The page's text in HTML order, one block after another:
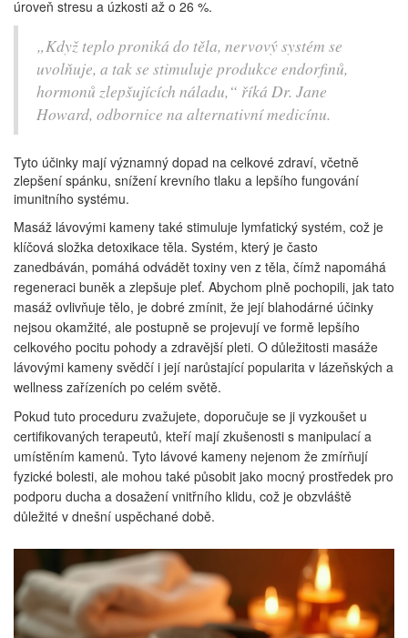
úroveň stresu a úzkosti až o 26 %.
„Když teplo proniká do těla, nervový systém se
uvolňuje, a tak se stimuluje produkce endorfinů,
hormonů zlepšujících náladu,“ říká Dr. Jane
Howard, odbornice na alternativní medicínu.
Tyto účinky mají významný dopad na celkové zdraví, včetně
zlepšení spánku, snížení krevního tlaku a lepšího fungování
imunitního systému.
Masáž lávovými kameny také stimuluje lymfatický systém, což je
klíčová složka detoxikace těla. Systém, který je často
zanedbáván, pomáhá odvádět toxiny ven z těla, čímž napomáhá
regeneraci buněk a zlepšuje pleť. Abychom plně pochopili, jak tato
masáž ovlivňuje tělo, je dobré zmínit, že její blahodárné účinky
nejsou okamžité, ale postupně se projevují ve formě lepšího
celkového pocitu pohody a zdravější pleti. O důležitosti masáže
lávovými kameny svědčí i její narůstající popularita v lázeňských a
wellness zařízeních po celém světě.
Pokud tuto proceduru zvažujete, doporučuje se ji vyzkoušet u
certifikovaných terapeutů, kteří mají zkušenosti s manipulací a
umístěním kamenů. Tyto lávové kameny nejenom že zmírňují
fyzické bolesti, ale mohou také působit jako mocný prostředek pro
podporu ducha a dosažení vnitřního klidu, což je obzvláště
důležité v dnešní uspěchané době.